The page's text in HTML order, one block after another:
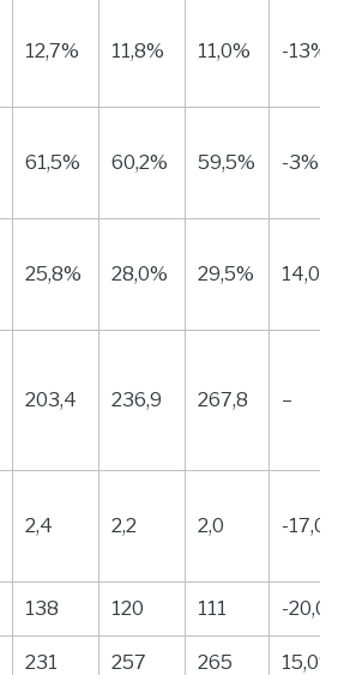
12,7% 11,8% 11,0% -13%
61,5% 60,2% 59,5% -3%
25,8% 28,0% 29,5% 14,0%
203,4 236,9 267,8 –
2,4 2,2 2,0 -17,0%
138 120 111 -20,0%
231 257 265 15,0%